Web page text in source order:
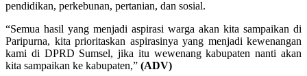
pendidikan, perkebunan, pertanian, dan sosial.
“Semua hasil yang menjadi aspirasi warga akan kita sampaikan di
Paripurna, kita prioritaskan aspirasinya yang menjadi kewenangan
kami di DPRD Sumsel, jika itu wewenang kabupaten nanti akan
kita sampaikan ke kabupaten,” (ADV)